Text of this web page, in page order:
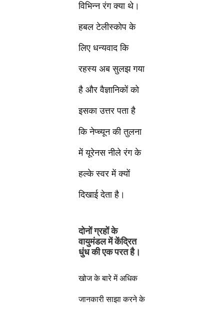
विभिन्न रंग क्या थे।
हबल टेलीस्कोप के
लिए धन्यवाद कि
रहस्य अब सुलझ गया
है और वैज्ञानिकों को
इसका उत्तर पता है
कि नेप्च्यून की तुलना
में यूरेनस नीले रंग के
हल्के स्वर में क्यों
दिखाई देता है।
दोनों ग्रहों के
वायुमंडल में केंद्रित
धुंध की एक परत है।
खोज के बारे में अधिक
जानकारी साझा करने के